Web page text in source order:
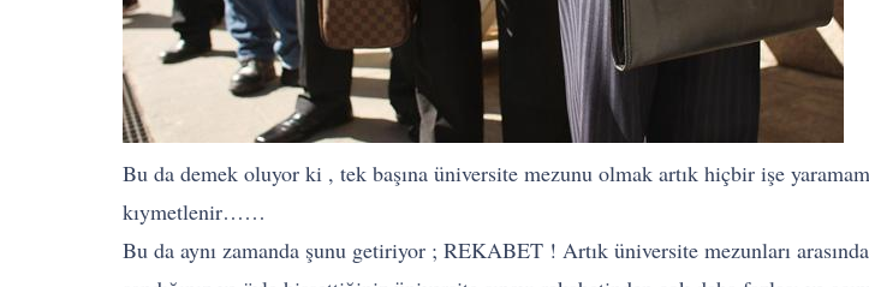
Bu da demek oluyor ki , tek başına üniversite mezunu olmak artık hiçbir işe
kıymetlenir……
Bu da aynı zamanda şunu getiriyor ; REKABET ! Artık üniversite mezunları